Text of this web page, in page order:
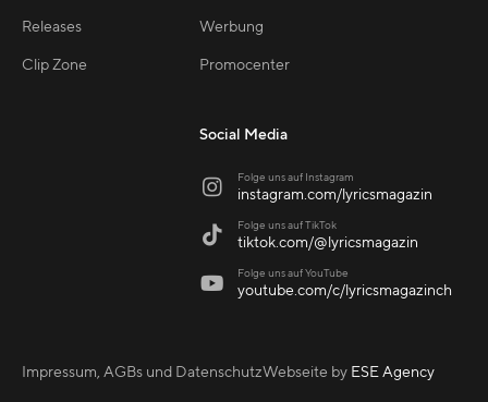
Releases
Clip Zone
Werbung
Promocenter
Social Media
 Folge uns auf Instagram
instagram.com/lyricsmagazin
 Folge uns auf TikTok
tiktok.com/@lyricsmagazin
 Folge uns auf YouTube
youtube.com/c/lyricsmagazinch
Impressum, AGBs und DatenschutzWebseite by ESE Agency